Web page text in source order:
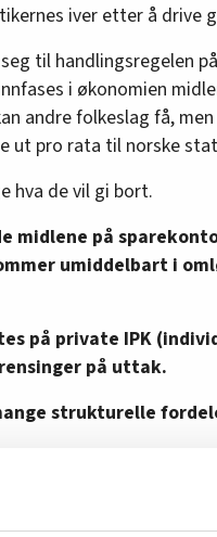
iver etter å drive
til handlingsregelen
i økonomien
andre folkeslag få,
ut pro rata til norske
hva de vil gi bort.
midlene på
umiddelbart i
på private IPK
på uttak.
strukturelle
størrelse vil en få
sektor i andre lands
velge seg etiske